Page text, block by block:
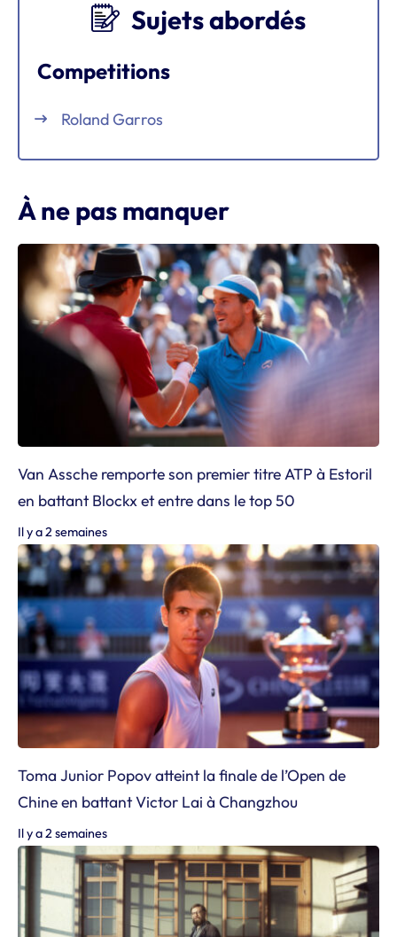
Sujets abordés
Competitions
Roland Garros
À ne pas manquer
Van Assche remporte son premier titre ATP à Estoril
en battant Blockx et entre dans le top 50
Il y a 2 semaines
Toma Junior Popov atteint la finale de l’Open de
Chine en battant Victor Lai à Changzhou
Il y a 2 semaines